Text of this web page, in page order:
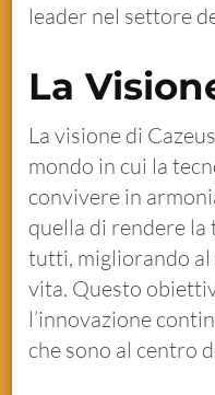
leader nel settore
La
La visione di
mondo in cui la
convivere in
quella di rendere la
tutti, migliorando
vita. Questo
l’innovazione
che sono al centro